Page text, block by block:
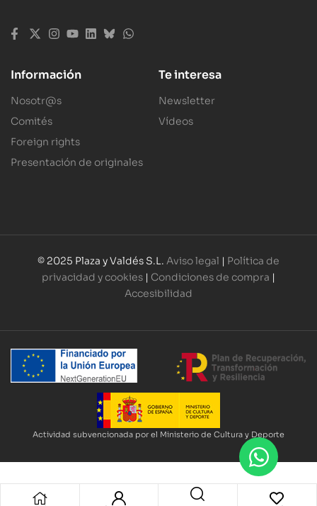
Información
Nosotr@s
Comités
Foreign rights
Presentación de originales
Te interesa
Newsletter
Vídeos
© 2025 Plaza y Valdés S.L. Aviso legal | Política de
privacidad y cookies | Condiciones de compra |
Accesibilidad
Actividad subvencionada por el Ministerio de Cultura y Deporte